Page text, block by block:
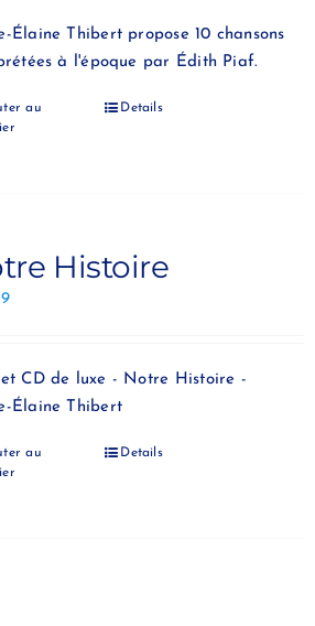
Élaine Thibert propose 10 chansons
à l'époque par Édith Piaf.
au
Details
Histoire
CD de luxe - Notre Histoire -
Élaine Thibert
au
Details